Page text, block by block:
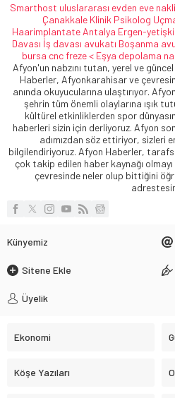
Smarthost uluslararası evden eve
Çanakkale Klinik Psikolog
Haarimplantate Antalya Ergen-
Davası İş davası avukatı Boşanma
bursa cnc freze < Eşya depolama
Afyon'un nabzını tutan, yerel ve
Haberler, Afyonkarahisar ve
anında okuyucularına ulaştırıyor.
şehrin tüm önemli olaylarına ışık
kültürel etkinliklerden spor
haberleri sizin için derliyoruz. Afyon
adımızdan söz ettiriyor, sizleri
bilgilendiriyoruz. Afyon Haberler,
çok takip edilen haber kaynağı
çevresinde neler olup bittiğini
Künyemiz
Sitene Ekle
Üyelik
Ekonomi
Köşe Yazıları